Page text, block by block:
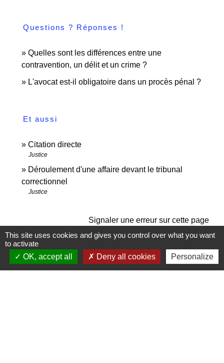
Questions ? Réponses !
Quelles sont les différences entre une
contravention, un délit et un crime ?
L'avocat est-il obligatoire dans un procès pénal ?
Et aussi
Citation directe
Justice
Déroulement d'une affaire devant le tribunal
correctionnel
Justice
Signaler une erreur sur cette page
This site uses cookies and gives you control over what you want
to activate
OK, accept all
Deny all cookies Personalize